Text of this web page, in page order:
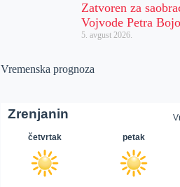
Zatvoren za
Vojvode Petra
5. avgust 2026.
Vremenska prognoza